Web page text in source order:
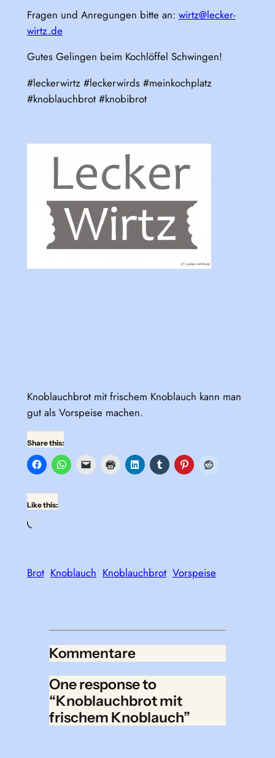
Fragen und Anregungen bitte an: wirtz@lecker-
wirtz.de
Gutes Gelingen beim Kochlöffel Schwingen!
#leckerwirtz #leckerwirds #meinkochplatz
#knoblauchbrot #knobibrot
Knoblauchbrot mit frischem Knoblauch kann man
gut als Vorspeise machen.
Share this:
Like this:
Loading…
Brot Knoblauch Knoblauchbrot Vorspeise
Kommentare
One response to
“Knoblauchbrot mit
frischem Knoblauch”